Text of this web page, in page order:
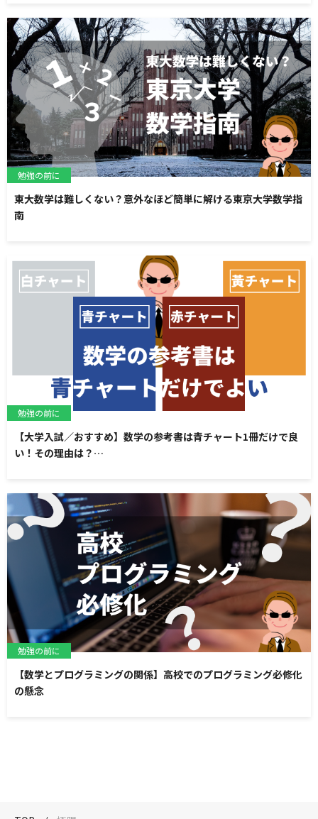
東大数学は難しくない？意外なほど簡単に解ける東京大学数学指
南
勉強の前に
【大学入試／おすすめ】数学の参考書は青チャート1冊だけで良
い！その理由は？…
勉強の前に
【数学とプログラミングの関係】高校でのプログラミング必修化
の懸念
勉強の前に